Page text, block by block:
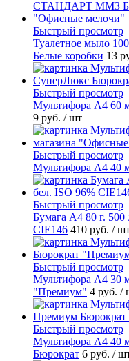
Быстрый просмотр
Туалетное мыло
Белые коробки 13
Быстрый просмотр
Мультифора А4 60
9 руб. / шт
Быстрый просмотр
Мультифора А4 40
Быстрый просмотр
Бумага А4 80 г.
CIE146 410 руб. /
Быстрый просмотр
Мультифора А4 30
"Премиум" 4 руб. /
Быстрый просмотр
Мультифора А4 40
Бюрократ 6 руб. /